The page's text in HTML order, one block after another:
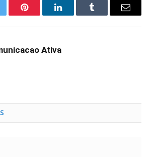
Pinterest LinkedInTumblr Email
Ativa